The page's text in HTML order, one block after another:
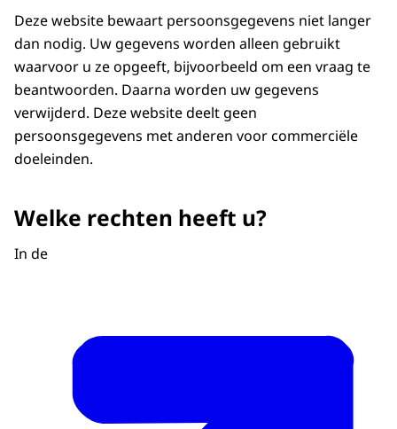
Deze website bewaart persoonsgegevens niet langer
dan nodig. Uw gegevens worden alleen gebruikt
waarvoor u ze opgeeft, bijvoorbeeld om een vraag te
beantwoorden. Daarna worden uw gegevens
verwijderd. Deze website deelt geen
persoonsgegevens met anderen voor commerciële
doeleinden.
Welke rechten heeft u?
In de